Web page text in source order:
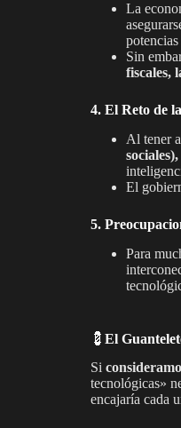
La
Sin
fiscales,
4. El Reto de
Al tener
sociales),
El
5.
Para
💈 El
Si
tecnológicas»
encajaría cada